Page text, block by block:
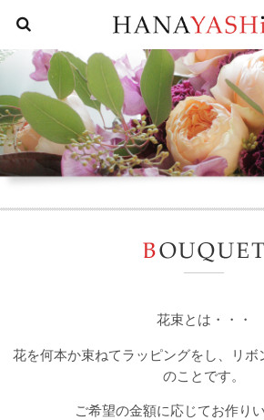
花束とは・・・
花を何本か束ねてラッピングをし、リ
のことです。
ご希望の金額に応じてお作りい